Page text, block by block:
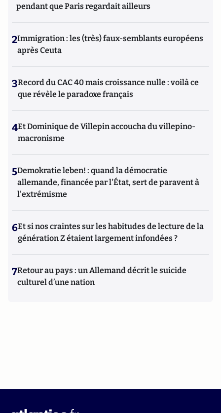
pendant que Paris regardait ailleurs
2Immigration : les (très) faux-semblants européens
après Ceuta
3Record du CAC 40 mais croissance nulle : voilà ce
que révèle le paradoxe français
4Et Dominique de Villepin accoucha du villepino-
macronisme
5Demokratie leben! : quand la démocratie
allemande, financée par l'État, sert de paravent à
l'extrémisme
6Et si nos craintes sur les habitudes de lecture de la
génération Z étaient largement infondées ?
7Retour au pays : un Allemand décrit le suicide
culturel d’une nation